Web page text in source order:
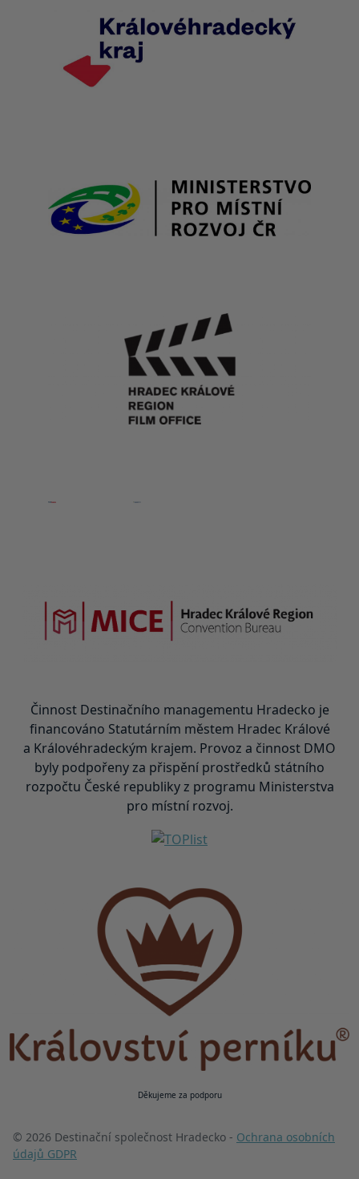
Činnost Destinačního managementu Hradecko je
financováno Statutárním městem Hradec Králové
a Královéhradeckým krajem. Provoz a činnost DMO
byly podpořeny za přispění prostředků státního
rozpočtu České republiky z programu Ministerstva
pro místní rozvoj.
Děkujeme za podporu
© 2026 Destinační společnost Hradecko - Ochrana osobních
údajů GDPR